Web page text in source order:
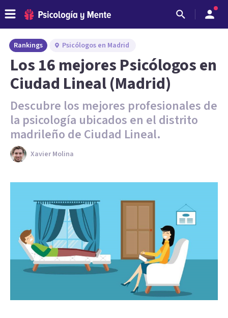
Rankings Psicólogos en Madrid
Los 16 mejores Psicólogos en
Ciudad Lineal (Madrid)
Descubre los mejores profesionales de
la psicología ubicados en el distrito
madrileño de Ciudad Lineal.
Xavier Molina